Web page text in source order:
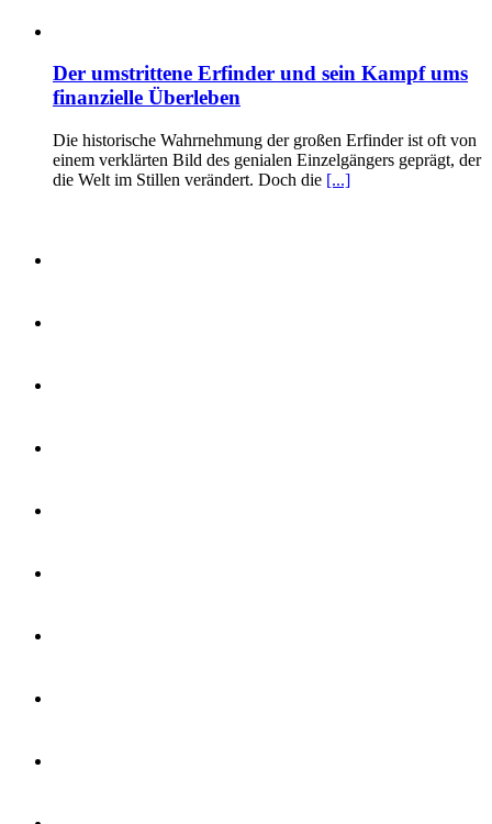
Der umstrittene Erfinder und sein Kampf ums
finanzielle Überleben
Die historische Wahrnehmung der großen Erfinder ist oft von
einem verklärten Bild des genialen Einzelgängers geprägt, der
die Welt im Stillen verändert. Doch die [...]